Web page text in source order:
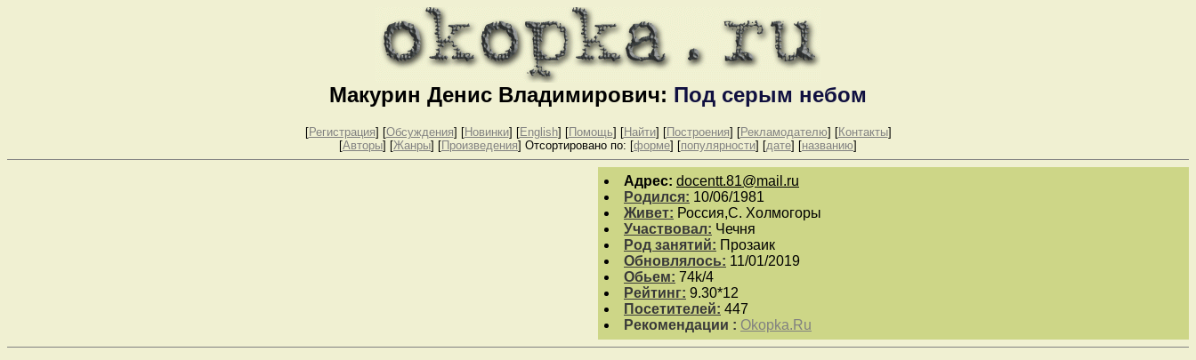
Макурин Денис Владимирович: Под серым небом
[Регистрация] [Обсуждения] [Новинки] [English] [Помощь] [Найти] [Построения] [Рекламодателю] [Контакты]
[Авторы] [Жанры] [Произведения] Отсортировано по: [форме] [популярности] [дате] [названию]
Aдpeс: docentt.81@mail.ru
Родился: 10/06/1981
Живет: Россия,С. Холмогоры
Участвовал: Чечня
Род занятий: Прозаик
Обновлялось: 11/01/2019
Обьем: 74k/4
Рейтинг: 9.30*12
Посетителей: 447
Рекомендации : Okopka.Ru